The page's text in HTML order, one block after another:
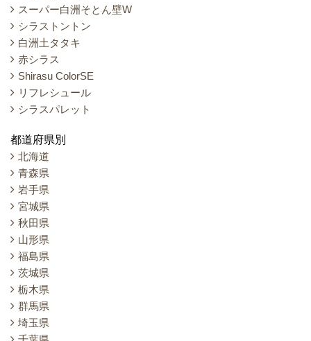
スーパー白洲そとん壁W
シラストントン
白洲土タタキ
赤シラス
Shirasu ColorSE
リフレシュール
シラスパレット
都道府県別
北海道
青森県
岩手県
宮城県
秋田県
山形県
福島県
茨城県
栃木県
群馬県
埼玉県